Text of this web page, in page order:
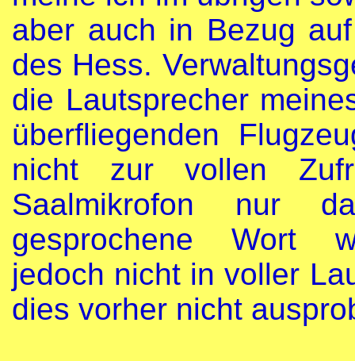
aber auch in Bezug
des Hess.
die Lautsprecher
überfliegenden
nicht zur vollen
Saalmikrofon nur
gesprochene Wort
jedoch nicht in voller
dies vorher nicht